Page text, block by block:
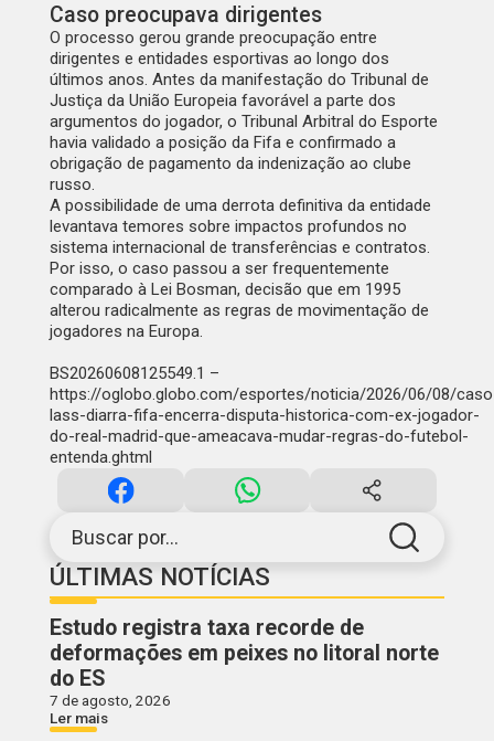
Buscar por...
ÚLTIMAS NOTÍCIAS
Estudo registra taxa recorde de
deformações em peixes no litoral norte
do ES
7 de agosto, 2026
Ler mais
Caso preocupava dirigentes
O processo gerou grande preocupação entre
dirigentes e entidades esportivas ao longo dos
últimos anos. Antes da manifestação do Tribunal de
Justiça da União Europeia favorável a parte dos
argumentos do jogador, o Tribunal Arbitral do Esporte
havia validado a posição da Fifa e confirmado a
obrigação de pagamento da indenização ao clube
russo.
A possibilidade de uma derrota definitiva da entidade
levantava temores sobre impactos profundos no
sistema internacional de transferências e contratos.
Por isso, o caso passou a ser frequentemente
comparado à Lei Bosman, decisão que em 1995
alterou radicalmente as regras de movimentação de
jogadores na Europa.
BS20260608125549.1 –
https://oglobo.globo.com/esportes/noticia/2026/06/08/
lass-diarra-fifa-encerra-disputa-historica-com-ex-jogador-
do-real-madrid-que-ameacava-mudar-regras-do-futebol-
entenda.ghtml